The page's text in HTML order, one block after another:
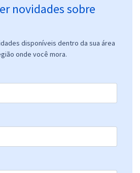
novidades sobre
disponíveis dentro da sua área
onde você mora.